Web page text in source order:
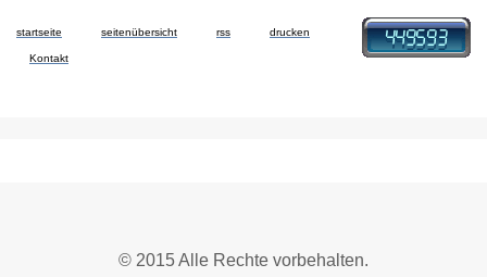
startseite seitenübersicht rss drucken
Kontakt
© 2015 Alle Rechte vorbehalten.